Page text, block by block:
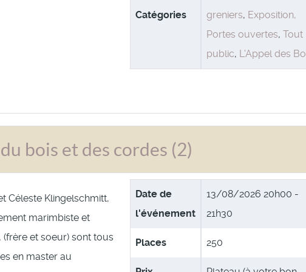
Catégories
greniers, Exposition,
Portes ouvertes,Tout
public, L'Appel des
bois et des cordes (2)
Céleste Klingelschmitt,
marimbiste et
(frère et soeur) sont tous
en master au
Date de
l'événement
13/08/202620h00 -
21h30
Places 250